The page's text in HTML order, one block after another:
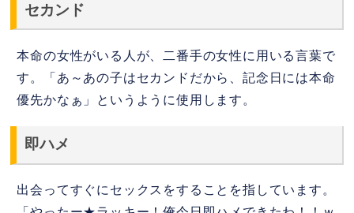
セカンド
本命の女性がいる人が、二番手の女性に用いる言葉で
す。「あ～あの子はセカンドだから、記念日には本命
優先かなぁ」というように使用します。
即ハメ
出会ってすぐにセックスをすることを指しています。